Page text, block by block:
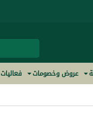
عروض وخصومات فعاليات